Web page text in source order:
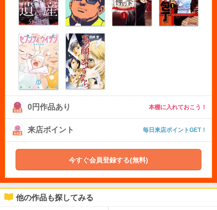
0円作品あり 本棚に入れておこう！
来店ポイント 毎日来店ポイントGET！
今すぐ会員登録する(無料)
他の作品も探してみる